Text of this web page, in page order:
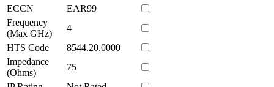
ECCN
EAR99
Frequency
(Max GHz)
4
HTS Code
8544.20.0000
Impedance
(Ohms)
75